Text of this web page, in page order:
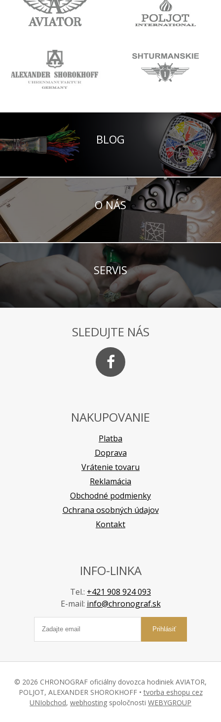
BLOG
O NÁS
SERVIS
SLEDUJTE NÁS
NAKUPOVANIE
Platba
Doprava
Vrátenie tovaru
Reklamácia
Obchodné podmienky
Ochrana osobných údajov
Kontakt
INFO-LINKA
Tel.: +421 908 924 093
E-mail: info@chronograf.sk
Prihlásiť
© 2026 CHRONOGRAF oficiálny dovozca hodiniek AVIATOR,
POLJOT, ALEXANDER SHOROKHOFF •tvorba eshopu cez
UNIobchod, webhosting spoločnosti WEBYGROUP